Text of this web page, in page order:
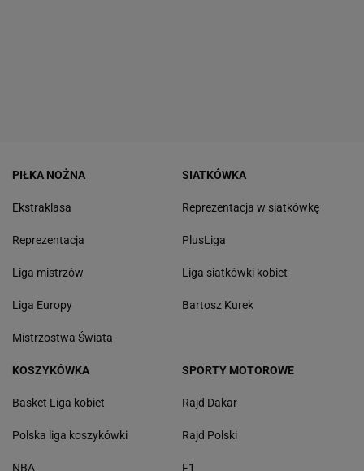
PIŁKA NOŻNA
Ekstraklasa
Reprezentacja
Liga mistrzów
Liga Europy
Mistrzostwa Świata
SIATKÓWKA
Reprezentacja w siatkówkę
PlusLiga
Liga siatkówki kobiet
Bartosz Kurek
KOSZYKÓWKA
Basket Liga kobiet
Polska liga koszykówki
NBA
SPORTY MOTOROWE
Rajd Dakar
Rajd Polski
F1